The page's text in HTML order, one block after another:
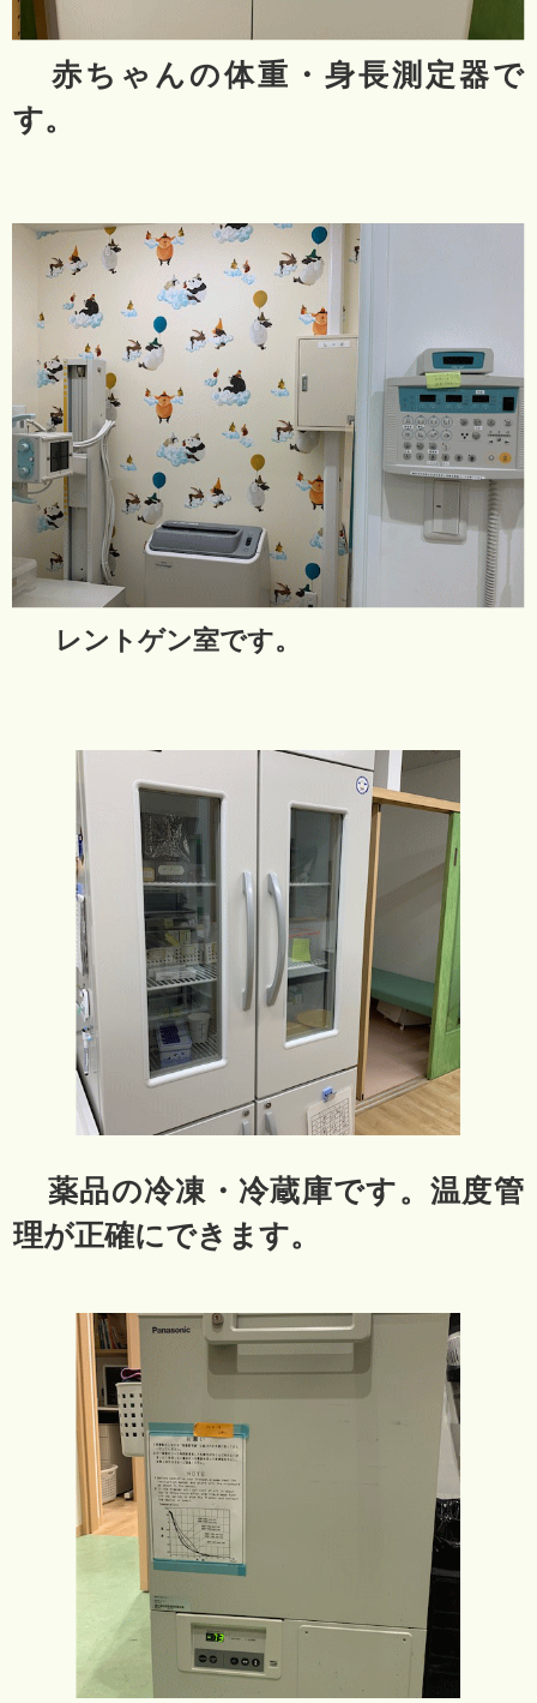
赤ちゃんの体重・身長測定器で
す。
レントゲン室です。
薬品の冷凍・冷蔵庫です。温度管
理が正確にできます。